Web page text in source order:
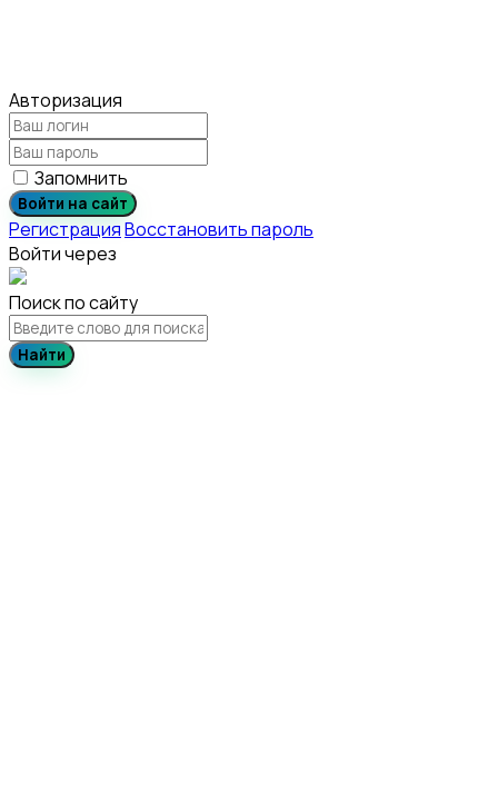
Авторизация
Запомнить
Войти на сайт
РегистрацияВосстановить пароль
Войти через
Поиск по сайту
Найти